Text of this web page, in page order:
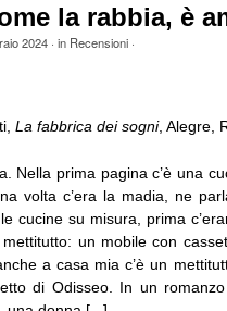
la rabbia, è
2024· in Recensioni·
La fabbrica dei sogni, Alegre,
Nella prima pagina c’è una
volta c’era la madia, ne
cucine su misura, prima
un mobile con
a casa mia c’è un
di Odisseo. In un